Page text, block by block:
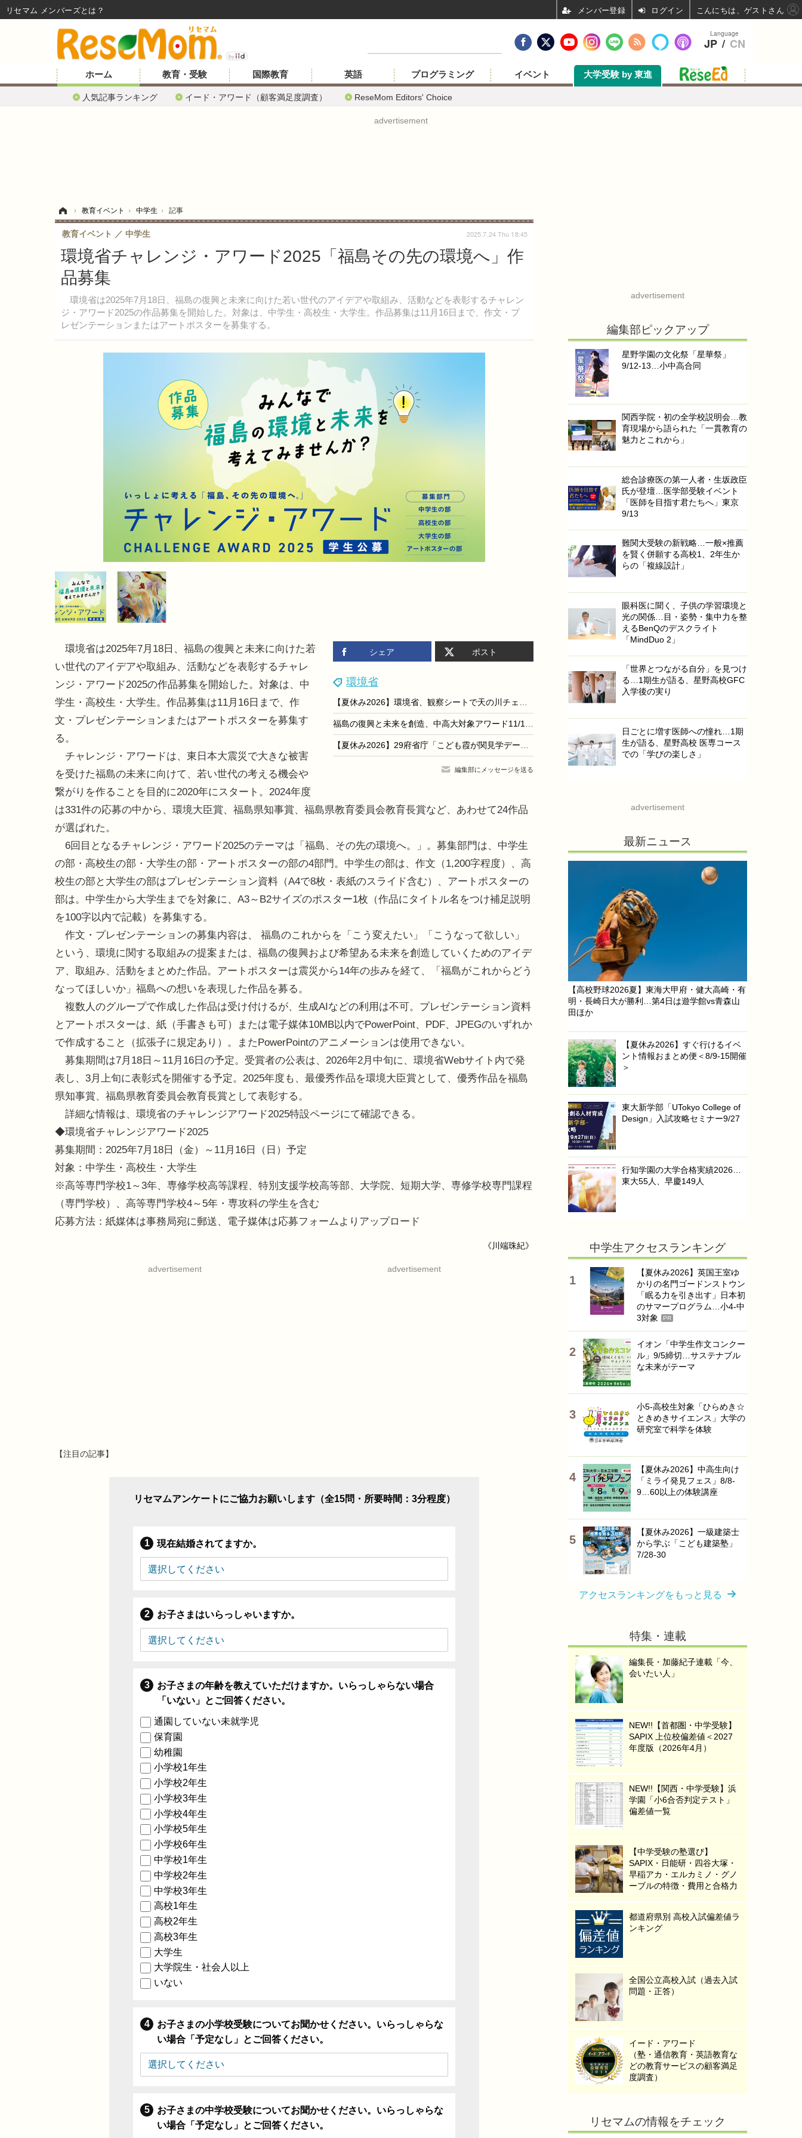
ホーム
人気記事ランキング イード・アワード（顧客満足度調査） ReseMom Editors' Choice
教育・受験 国際教育 英語 プログラミング イベント 大学受験 by 東進
advertisement
› 教育イベント › 中学生 › 記事
環境省チャレンジ・アワード2025「福島その先の環境へ」作
品募集
環境省は2025年7月18日、福島の復興と未来に向けた若い世代のアイデアや取組み、活動などを表彰するチャレン
ジ・アワード2025の作品募集を開始した。対象は、中学生・高校生・大学生。作品募集は11月16日まで、作文・プ
レゼンテーションまたはアートポスターを募集する。
教育イベント 中学生 2025.7.24 Thu 18:45
シェア ポスト
環境省
【夏休み2026】環境省、観察シートで天の川チェック「夏の星空観察」
福島の復興と未来を創造、中高大対象アワード11/15まで募集
【夏休み2026】29府省庁「こども霞が関見学デー」展示・体験など7/29-30
編集部にメッセージを送る
環境省は2025年7月18日、福島の復興と未来に向けた若
い世代のアイデアや取組み、活動などを表彰するチャレ
ンジ・アワード2025の作品募集を開始した。対象は、中
学生・高校生・大学生。作品募集は11月16日まで、作
文・プレゼンテーションまたはアートポスターを募集す
る。
チャレンジ・アワードは、東日本大震災で大きな被害
を受けた福島の未来に向けて、若い世代の考える機会や
繋がりを作ることを目的に2020年にスタート。2024年度
は331件の応募の中から、環境大臣賞、福島県知事賞、福島県教育委員会教育長賞など、あわせて24作品
が選ばれた。
6回目となるチャレンジ・アワード2025のテーマは「福島、その先の環境へ。」。募集部門は、中学生
の部・高校生の部・大学生の部・アートポスターの部の4部門。中学生の部は、作文（1,200字程度）、高
校生の部と大学生の部はプレゼンテーション資料（A4で8枚・表紙のスライド含む）、アートポスターの
部は。中学生から大学生までを対象に、A3～B2サイズのポスター1枚（作品にタイトル名をつけ補足説明
を100字以内で記載）を募集する。
作文・プレゼンテーションの募集内容は、 福島のこれからを「こう変えたい」「こうなって欲しい」
という、環境に関する取組みの提案または、福島の復興および希望ある未来を創造していくためのアイデ
ア、取組み、活動をまとめた作品。アートポスターは震災から14年の歩みを経て、「福島がこれからどう
なってほしいか」福島への想いを表現した作品を募る。
複数人のグループで作成した作品は受け付けるが、生成AIなどの利用は不可。プレゼンテーション資料
とアートポスターは、紙（手書きも可）または電子媒体10MB以内でPowerPoint、PDF、JPEGのいずれか
で作成すること（拡張子に規定あり）。またPowerPointのアニメーションは使用できない。
募集期間は7月18日～11月16日の予定。受賞者の公表は、2026年2月中旬に、環境省Webサイト内で発
表し、3月上旬に表彰式を開催する予定。2025年度も、最優秀作品を環境大臣賞として、優秀作品を福島
県知事賞、福島県教育委員会教育長賞として表彰する。
詳細な情報は、環境省のチャレンジアワード2025特設ページにて確認できる。
◆環境省チャレンジアワード2025
募集期間：2025年7月18日（金）～11月16日（日）予定
対象：中学生・高校生・大学生
※高等専門学校1～3年、専修学校高等課程、特別支援学校高等部、大学院、短期大学、専修学校専門課程
（専門学校）、高等専門学校4～5年・専攻科の学生を含む
応募方法：紙媒体は事務局宛に郵送、電子媒体は応募フォームよりアップロード
《川端珠紀》
advertisement advertisement
【注目の記事】
リセマムアンケートにご協力お願いします（全15問・所要時間：3分程度）
現在結婚されてますか。
お子さまはいらっしゃいますか。
お子さまの年齢を教えていただけますか。いらっしゃらない場合
「いない」とご回答ください。
通園していない未就学児
保育園
幼稚園
小学校1年生
小学校2年生
小学校3年生
小学校4年生
小学校5年生
小学校6年生
中学校1年生
中学校2年生
中学校3年生
高校1年生
高校2年生
高校3年生
大学生
大学院生・社会人以上
いない
お子さまの小学校受験についてお聞かせください。いらっしゃらな
い場合「予定なし」とご回答ください。
お子さまの中学校受験についてお聞かせください。いらっしゃらな
い場合「予定なし」とご回答ください。
advertisement
編集部ピックアップ
星野学園の文化祭「星華祭」
9/12-13…小中高合同
関西学院・初の全学校説明会…教
育現場から語られた「一貫教育の
魅力とこれから」
総合診療医の第一人者・生坂政臣
氏が登壇…医学部受験イベント
「医師を目指す君たちへ」東京
9/13
難関大受験の新戦略…一般×推薦
を賢く併願する高校1、2年生か
らの「複線設計」
眼科医に聞く、子供の学習環境と
光の関係…目・姿勢・集中力を整
えるBenQのデスクライト
「MindDuo 2」
「世界とつながる自分」を見つけ
る…1期生が語る、星野高校GFC
入学後の実り
日ごとに増す医師への憧れ…1期
生が語る、星野高校 医専コース
での「学びの楽しさ」
advertisement
最新ニュース
【高校野球2026夏】東海大甲府・健大高崎・有
明・長崎日大が勝利…第4日は遊学館vs青森山
田ほか
【夏休み2026】すぐ行けるイベ
ント情報おまとめ便＜8/9-15開催
＞
東大新学部「UTokyo College of
Design」入試攻略セミナー9/27
行知学園の大学合格実績2026…
東大55人、早慶149人
中学生アクセスランキング
【夏休み2026】英国王室ゆ
かりの名門ゴードンストウン
「眠る力を引き出す」日本初
のサマープログラム…小4-中
3対象
PR
イオン「中学生作文コンクー
ル」9/5締切…サステナブル
な未来がテーマ
小5-高校生対象「ひらめき☆
ときめきサイエンス」大学の
研究室で科学を体験
【夏休み2026】中高生向け
「ミライ発見フェス」8/8-
9…60以上の体験講座
【夏休み2026】一級建築士
から学ぶ「こども建築塾」
7/28-30
アクセスランキングをもっと見る
特集・連載
編集長・加藤紀子連載「今、
会いたい人」
NEW!!【首都圏・中学受験】
SAPIX 上位校偏差値＜2027
年度版（2026年4月）
NEW!!【関西・中学受験】浜
学園「小6合否判定テスト」
偏差値一覧
【中学受験の塾選び】
SAPIX・日能研・四谷大塚・
早稲アカ・エルカミノ・グノ
ーブルの特徴・費用と合格力
都道府県別 高校入試偏差値ラ
ンキング
全国公立高校入試（過去入試
問題・正答）
イード・アワード
（塾・通信教育・英語教育な
どの教育サービスの顧客満足
度調査）
リセマムの情報をチェック
Language
JP / CN
リセマム メンバーズ ログイン こんにちは、ゲストさん